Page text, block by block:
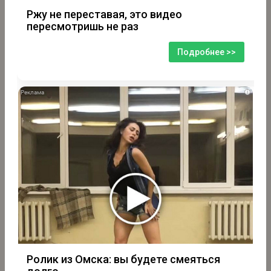
Ржу не переставая, это видео
пересмотришь не раз
Подробнее >>
i
Ролик из Омска: вы будете смеяться